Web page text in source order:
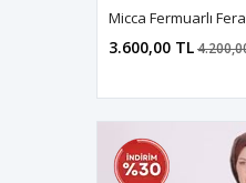
Micca Fermuarlı
3.600,00 TL